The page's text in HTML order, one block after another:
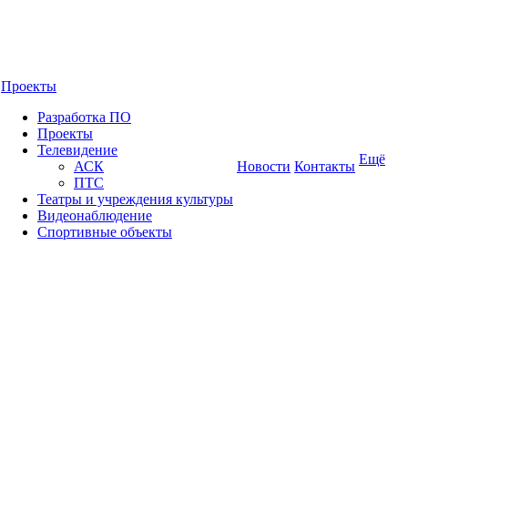
Проекты
Разработка ПО
Проекты
Телевидение
АСК
ПТС
Театры и учреждения культуры
Видеонаблюдение
Спортивные объекты
Новости Контакты Ещё